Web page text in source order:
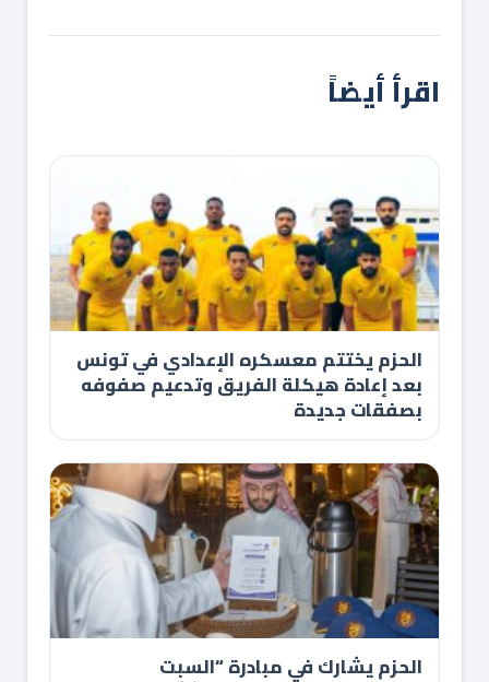
اقرأ أيضاً
الحزم يختتم معسكره الإعدادي في تونس
بعد إعادة هيكلة الفريق وتدعيم صفوفه
بصفقات جديدة
الحزم يشارك في مبادرة “السبت